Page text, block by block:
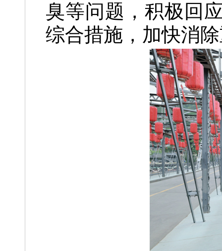
臭等问题，积极回
综合措施，加快消